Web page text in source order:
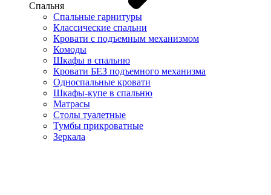
Спальня
Спальные гарнитуры
Классические спальни
Кровати с подъемным механизмом
Комоды
Шкафы в спальню
Кровати БЕЗ подъемного механизма
Односпальные кровати
Шкафы-купе в спальню
Матрасы
Столы туалетные
Тумбы прикроватные
Зеркала